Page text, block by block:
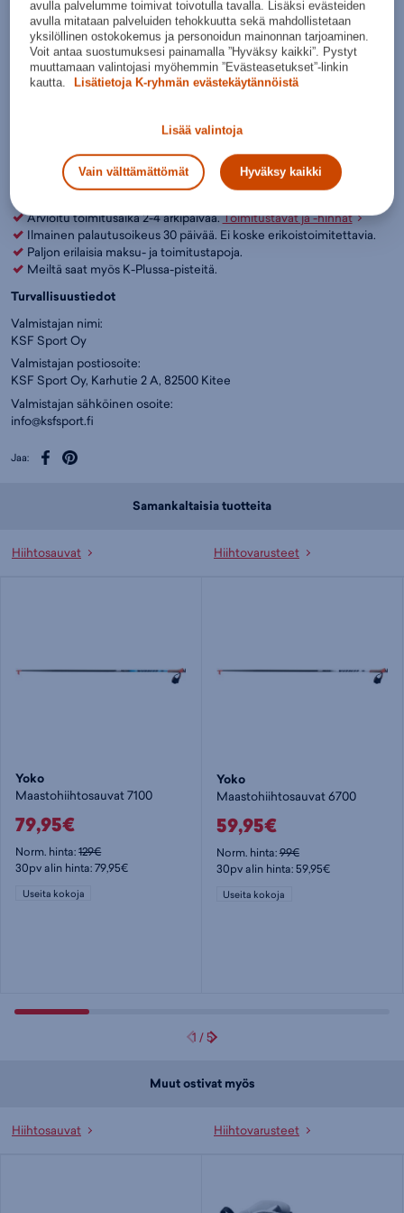
Valintaopas näin valitset maastohiihtosauvat
Lisää ostoskoriin
Tarkista saatavuus myymälästä
Ole hyvä ja valitse koko, jotta voimme näyttää tuotteen
myymäläsaatavuuden.
Arvioitu toimitusaika 2-4 arkipäivää.Toimitustavat ja -hinnat
Ilmainen palautusoikeus 30 päivää. Ei koske erikoistoimitettavia.
Paljon erilaisia maksu- ja toimitustapoja.
Meiltä saat myös K-Plussa-pisteitä.
Turvallisuustiedot
Valmistajan nimi:
KSF Sport Oy
Valmistajan postiosoite:
KSF Sport Oy, Karhutie 2 A, 82500 Kitee
Valmistajan sähköinen osoite:
info@ksfsport.fi
Jaa:
Samankaltaisia tuotteita
Hiihtosauvat Hiihtovarusteet
Yoko
Maastohiihtosauvat 7100
79,95€
Norm. hinta:129€
30pv alin hinta: 79,95€
Useita kokoja
Yoko
Maastohiihtosauvat 6700
59,95€
Norm. hinta:99€
30pv alin hinta: 59,95€
Useita kokoja
1 /5
Muut ostivat myös
Hiihtosauvat Hiihtovarusteet
avulla palvelumme toimivat toivotulla tavalla. Lisäksi evästeiden
avulla mitataan palveluiden tehokkuutta sekä mahdollistetaan
yksilöllinen ostokokemus ja personoidun mainonnan tarjoaminen.
Voit antaa suostumuksesi painamalla ”Hyväksy kaikki”. Pystyt
muuttamaan valintojasi myöhemmin ”Evästeasetukset”-linkin
kautta.
Lisätietoja K-ryhmän evästekäytännöistä
Lisää valintoja
Vain välttämättömät Hyväksy kaikki